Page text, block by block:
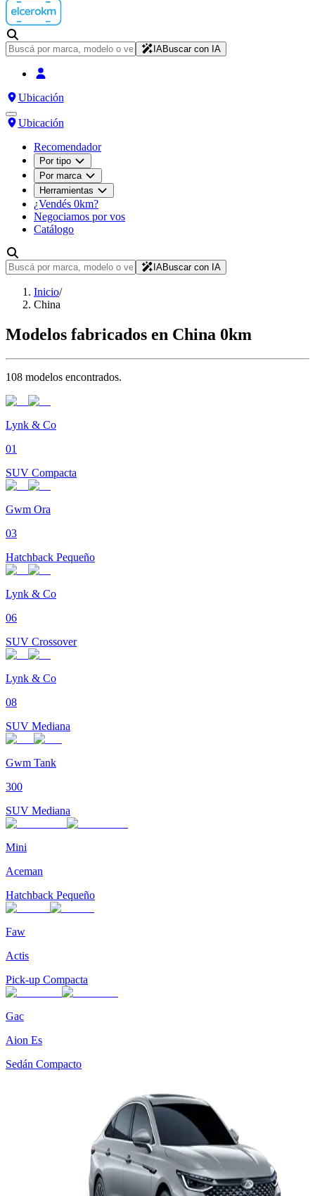
IABuscar con IA
Ubicación
Ubicación
Recomendador
Por tipo
Por marca
Herramientas
¿Vendés 0km?
Negociamos por vos
Catálogo
IABuscar con IA
Inicio/
China
Modelos fabricados en China 0km
108 modelos encontrados.
Lynk & Co
01
SUV Compacta
Gwm Ora
03
Hatchback Pequeño
Lynk & Co
06
SUV Crossover
Lynk & Co
08
SUV Mediana
Gwm Tank
300
SUV Mediana
Mini
Aceman
Hatchback Pequeño
Faw
Actis
Pick-up Compacta
Gac
Aion Es
Sedán Compacto